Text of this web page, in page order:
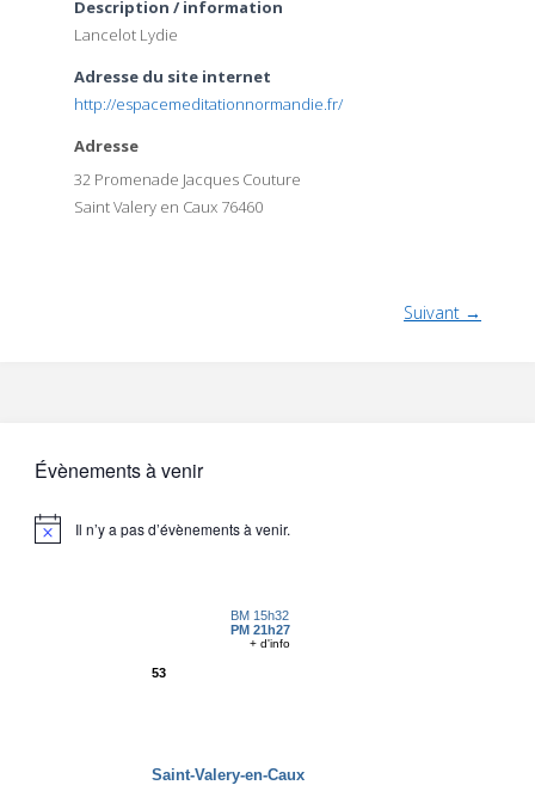
Description / information
Lancelot Lydie
Adresse du site internet
http://espacemeditationnormandie.fr/
Adresse
32 Promenade Jacques Couture
Saint Valery en Caux 76460
Suivant →
Évènements à venir
Il n’y a pas d’évènements à venir.